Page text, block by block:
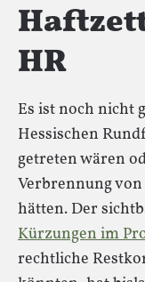
HR
Es ist noch nicht
Hessischen
getreten wären
Verbrennung
hätten. Der
Kürzungen im
rechtliche